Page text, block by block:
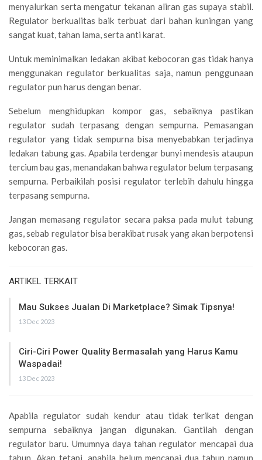
menyalurkan serta mengatur tekanan aliran gas supaya stabil.
Regulator berkualitas baik terbuat dari bahan kuningan yang
sangat kuat, tahan lama, serta anti karat.
Untuk meminimalkan ledakan akibat kebocoran gas tidak hanya
menggunakan regulator berkualitas saja, namun penggunaan
regulator pun harus dengan benar.
Sebelum menghidupkan kompor gas, sebaiknya pastikan
regulator sudah terpasang dengan sempurna. Pemasangan
regulator yang tidak sempurna bisa menyebabkan terjadinya
ledakan tabung gas. Apabila terdengar bunyi mendesis ataupun
tercium bau gas, menandakan bahwa regulator belum terpasang
sempurna. Perbaikilah posisi regulator terlebih dahulu hingga
terpasang sempurna.
Jangan memasang regulator secara paksa pada mulut tabung
gas, sebab regulator bisa berakibat rusak yang akan berpotensi
kebocoran gas.
ARTIKEL TERKAIT
Mau Sukses Jualan Di Marketplace? Simak Tipsnya!
13 Dec 2023
Ciri-Ciri Power Quality Bermasalah yang Harus Kamu
Waspadai!
13 Dec 2023
Apabila regulator sudah kendur atau tidak terikat dengan
sempurna sebaiknya jangan digunakan. Gantilah dengan
regulator baru. Umumnya daya tahan regulator mencapai dua
tahun. Akan tetapi, apabila belum mencapai dua tahun namun